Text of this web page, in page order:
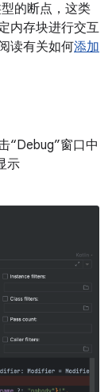
的断点，这类
内存块进行交互
读有关如何添加
“Debug”窗口中
示